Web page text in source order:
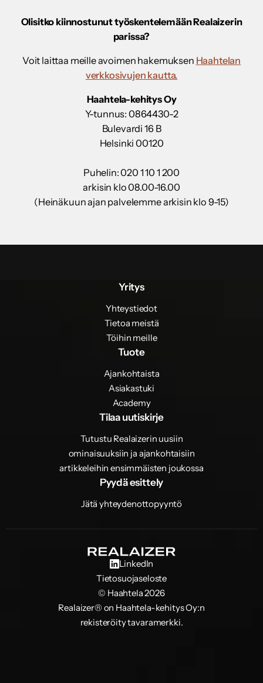
Olisitko kiinnostunut työskentelemään Realaizerin
parissa?
Voit laittaa meille avoimen hakemuksen Haahtelan
verkkosivujen kautta.
Haahtela-kehitys Oy
Y-tunnus: 0864430-2
Bulevardi 16 B
Helsinki 00120
Puhelin: 020 1 10 1 200
arkisin klo 08.00-16.00
(Heinäkuun ajan palvelemme arkisin klo 9-15)
Yritys
Yhteystiedot
Tietoa meistä
Töihin meille
Tuote
Ajankohtaista
Asiakastuki
Academy
Tilaa uutiskirje
Tutustu Realaizerin uusiin
ominaisuuksiin ja ajankohtaisiin
artikkeleihin ensimmäisten joukossa
Pyydä esittely
Jätä yhteydenottopyyntö
LinkedIn
Tietosuojaseloste
© Haahtela 2026
Realaizer® on Haahtela-kehitys Oy:n
rekisteröity tavaramerkki.